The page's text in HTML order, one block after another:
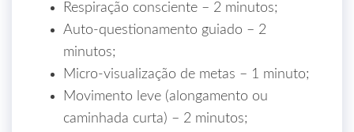
Respiração consciente – 2 minutos;
Auto‑questionamento guiado – 2
minutos;
Micro‑visualização de metas – 1 minuto;
Movimento leve (alongamento ou
caminhada curta) – 2 minutos;